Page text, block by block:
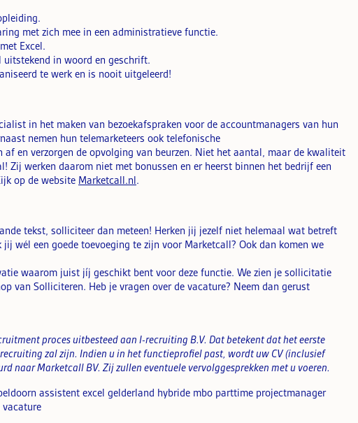
met zich mee in een administratieve functie.
Excel.
uitstekend in woord en geschrift.
te werk en is nooit uitgeleerd!
in het maken van bezoekafspraken voor de accountmanagers van hun
nemen hun telemarketeers ook telefonische
af en verzorgen de opvolging van beurzen. Niet het aantal, maar de kwaliteit
Zij werken daarom niet met bonussen en er heerst binnen het bedrijf een
op de website Marketcall.nl.
tekst, solliciteer dan meteen! Herken jij jezelf niet helemaal wat betreft
wél een goede toevoeging te zijn voor Marketcall? Ook dan komen we
waarom juist jíj geschikt bent voor deze functie. We zien je sollicitatie
van Solliciteren. Heb je vragen over de vacature? Neem dan gerust
proces uitbesteed aan I-recruiting B.V. Dat betekent dat het eerste
zal zijn. Indien u in het functieprofiel past, wordt uw CV (inclusief
naar Marketcall BV. Zij zullen eventuele vervolggesprekken met u voeren.
assistent excel gelderland hybride mbo parttime projectmanager
vacature